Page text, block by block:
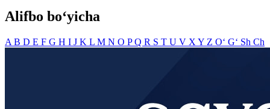
Alifbo bo‘yicha
A B D E F G H I J K L M N O PQ R S T U V X Y Z O‘ G‘ Sh Ch